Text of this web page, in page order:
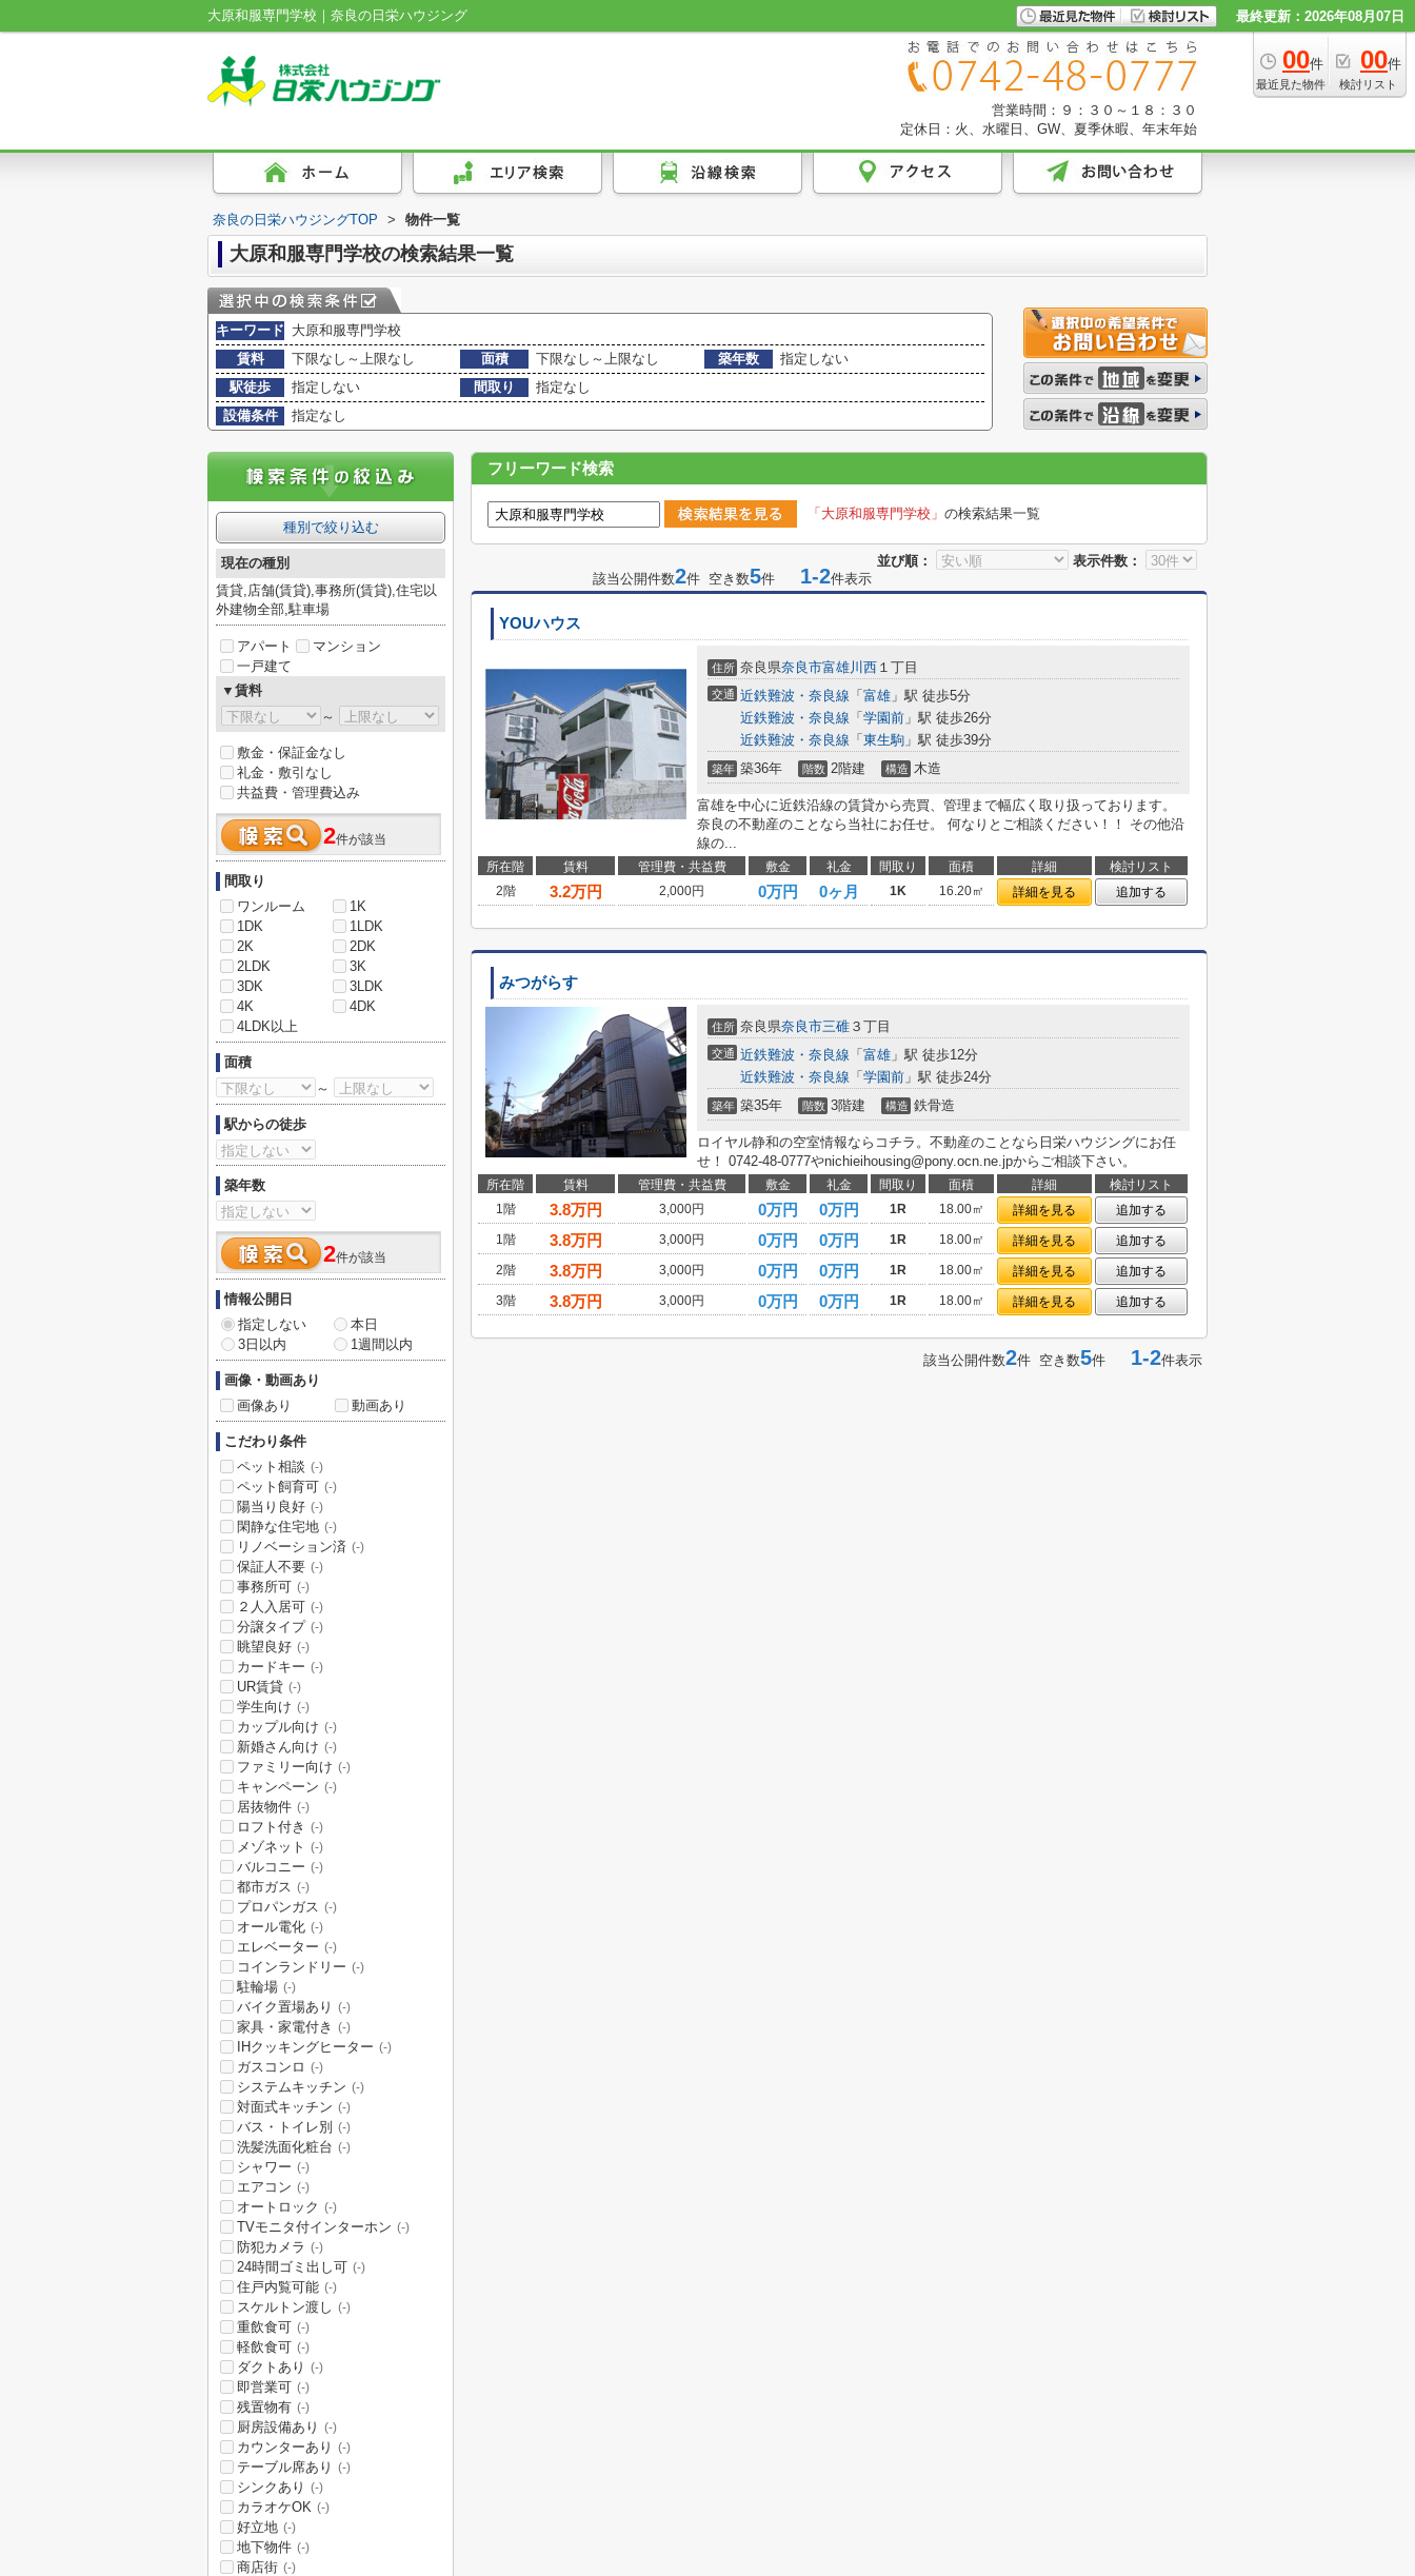
大原和服専門学校｜奈良の日栄ハウジング 最終更新：2026年08月07日
00件
最近見た物件
00件
検討リスト
営業時間：９：３０～１８：３０
定休日：火、水曜日、GW、夏季休暇、年末年始
奈良の日栄ハウジングTOP > 物件一覧
大原和服専門学校の検索結果一覧
キーワード 大原和服専門学校
賃料
下限なし～上限なし 面積 下限なし～上限なし 築年数
指定しない
駅徒歩
指定しない 間取り
指定なし
設備条件
指定なし
フリーワード検索
「大原和服専門学校」 の検索結果一覧
並び順：
表示件数：
該当公開件数2件 空き数5件 1-2件表示
YOUハウス
住所 奈良県奈良市富雄川西 １丁目
交通 近鉄難波・奈良線 「 富雄 」駅 徒歩5分
近鉄難波・奈良線 「 学園前 」駅 徒歩26分
近鉄難波・奈良線 「 東生駒 」駅 徒歩39分
築年 築36年 階数 2階建 構造 木造
富雄を中心に近鉄沿線の賃貸から売買、管理まで幅広く取り扱っております。
奈良の不動産のことなら当社にお任せ。 何なりとご相談ください！！ その他沿
線の...
所在階 賃料 管理費・共益費 敷金 礼金 間取り 面積 詳細
検討リスト
2階
3.2万円 2,000円 0万円 0ヶ月 1K 16.20㎡ 詳細を見る 追加する
みつがらす
住所 奈良県奈良市三碓 ３丁目
交通 近鉄難波・奈良線 「 富雄 」駅 徒歩12分
近鉄難波・奈良線 「 学園前 」駅 徒歩24分
築年 築35年 階数 3階建 構造 鉄骨造
ロイヤル静和の空室情報ならコチラ。不動産のことなら日栄ハウジングにお任
せ！ 0742-48-0777やnichieihousing@pony.ocn.ne.jpからご相談下さい。
所在階 賃料 管理費・共益費 敷金 礼金 間取り 面積 詳細
検討リスト
1階
3.8万円 3,000円 0万円 0万円 1R 18.00㎡ 詳細を見る
追加する
1階
3.8万円 3,000円 0万円 0万円 1R 18.00㎡ 詳細を見る
追加する
2階
3.8万円 3,000円 0万円 0万円 1R 18.00㎡ 詳細を見る
追加する
3階
3.8万円 3,000円 0万円 0万円 1R 18.00㎡ 詳細を見る 追加する
該当公開件数2件 空き数5件 1-2件表示
種別で絞り込む
現在の種別
賃貸,店舗(賃貸),事務所(賃貸),住宅以
外建物全部,駐車場
アパート
マンション
一戸建て
▼賃料
～
敷金・保証金なし
礼金・敷引なし
共益費・管理費込み
2件が該当
間取り
ワンルーム
1K
1DK
1LDK
2K
2DK
2LDK
3K
3DK
3LDK
4K
4DK
4LDK以上
面積
～
駅からの徒歩
築年数
2件が該当
情報公開日
指定しない
本日
3日以内
1週間以内
画像・動画あり
画像あり
動画あり
こだわり条件
ペット相談 (-)
ペット飼育可 (-)
陽当り良好 (-)
閑静な住宅地 (-)
リノベーション済 (-)
保証人不要 (-)
事務所可 (-)
２人入居可 (-)
分譲タイプ (-)
眺望良好 (-)
カードキー (-)
UR賃貸 (-)
学生向け (-)
カップル向け (-)
新婚さん向け (-)
ファミリー向け (-)
キャンペーン (-)
居抜物件 (-)
ロフト付き (-)
メゾネット (-)
バルコニー (-)
都市ガス (-)
プロパンガス (-)
オール電化 (-)
エレベーター (-)
コインランドリー (-)
駐輪場 (-)
バイク置場あり (-)
家具・家電付き (-)
IHクッキングヒーター (-)
ガスコンロ (-)
システムキッチン (-)
対面式キッチン (-)
バス・トイレ別 (-)
洗髪洗面化粧台 (-)
シャワー (-)
エアコン (-)
オートロック (-)
TVモニタ付インターホン (-)
防犯カメラ (-)
24時間ゴミ出し可 (-)
住戸内覧可能 (-)
スケルトン渡し (-)
重飲食可 (-)
軽飲食可 (-)
ダクトあり (-)
即営業可 (-)
残置物有 (-)
厨房設備あり (-)
カウンターあり (-)
テーブル席あり (-)
シンクあり (-)
カラオケOK (-)
好立地 (-)
地下物件 (-)
商店街 (-)